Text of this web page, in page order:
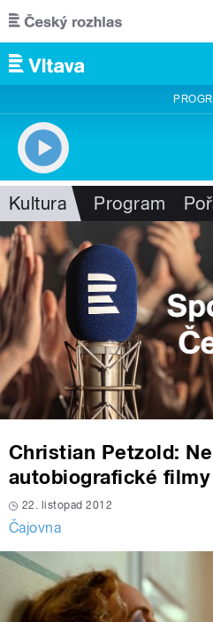
Přejít k hlavnímu obsahu
Kultura Program
Christian Petzold:
autobiografické filmy
22. listopad 2012
Čajovna